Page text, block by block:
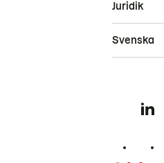
Juridik
Svenska